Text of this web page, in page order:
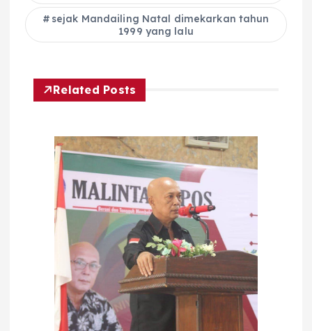
sejak Mandailing Natal dimekarkan tahun
1999 yang lalu
Related Posts